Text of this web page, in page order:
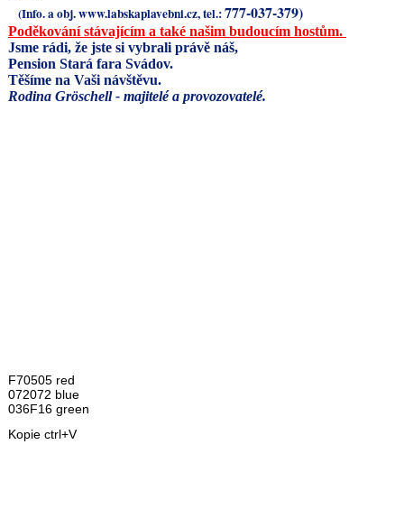
(Info. a obj.www.labskaplavebni.cz, tel.:777-037-379)
Poděkování stávajícím a také našim budoucím hostům.
Jsme rádi, že jste si vybrali právě náš,
Pension Stará fara Svádov.
Těšíme na Vaši návštěvu.
Rodina Gröschell - majitelé a provozovatelé.
F70505 red
072072 blue
036F16 green
Kopie ctrl+V